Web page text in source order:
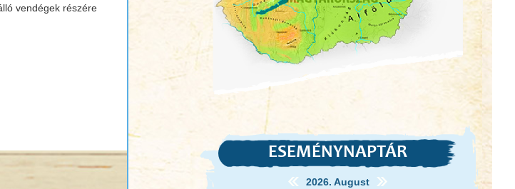
vendégek részére
ESEMÉNYNAPTÁR
2026. August